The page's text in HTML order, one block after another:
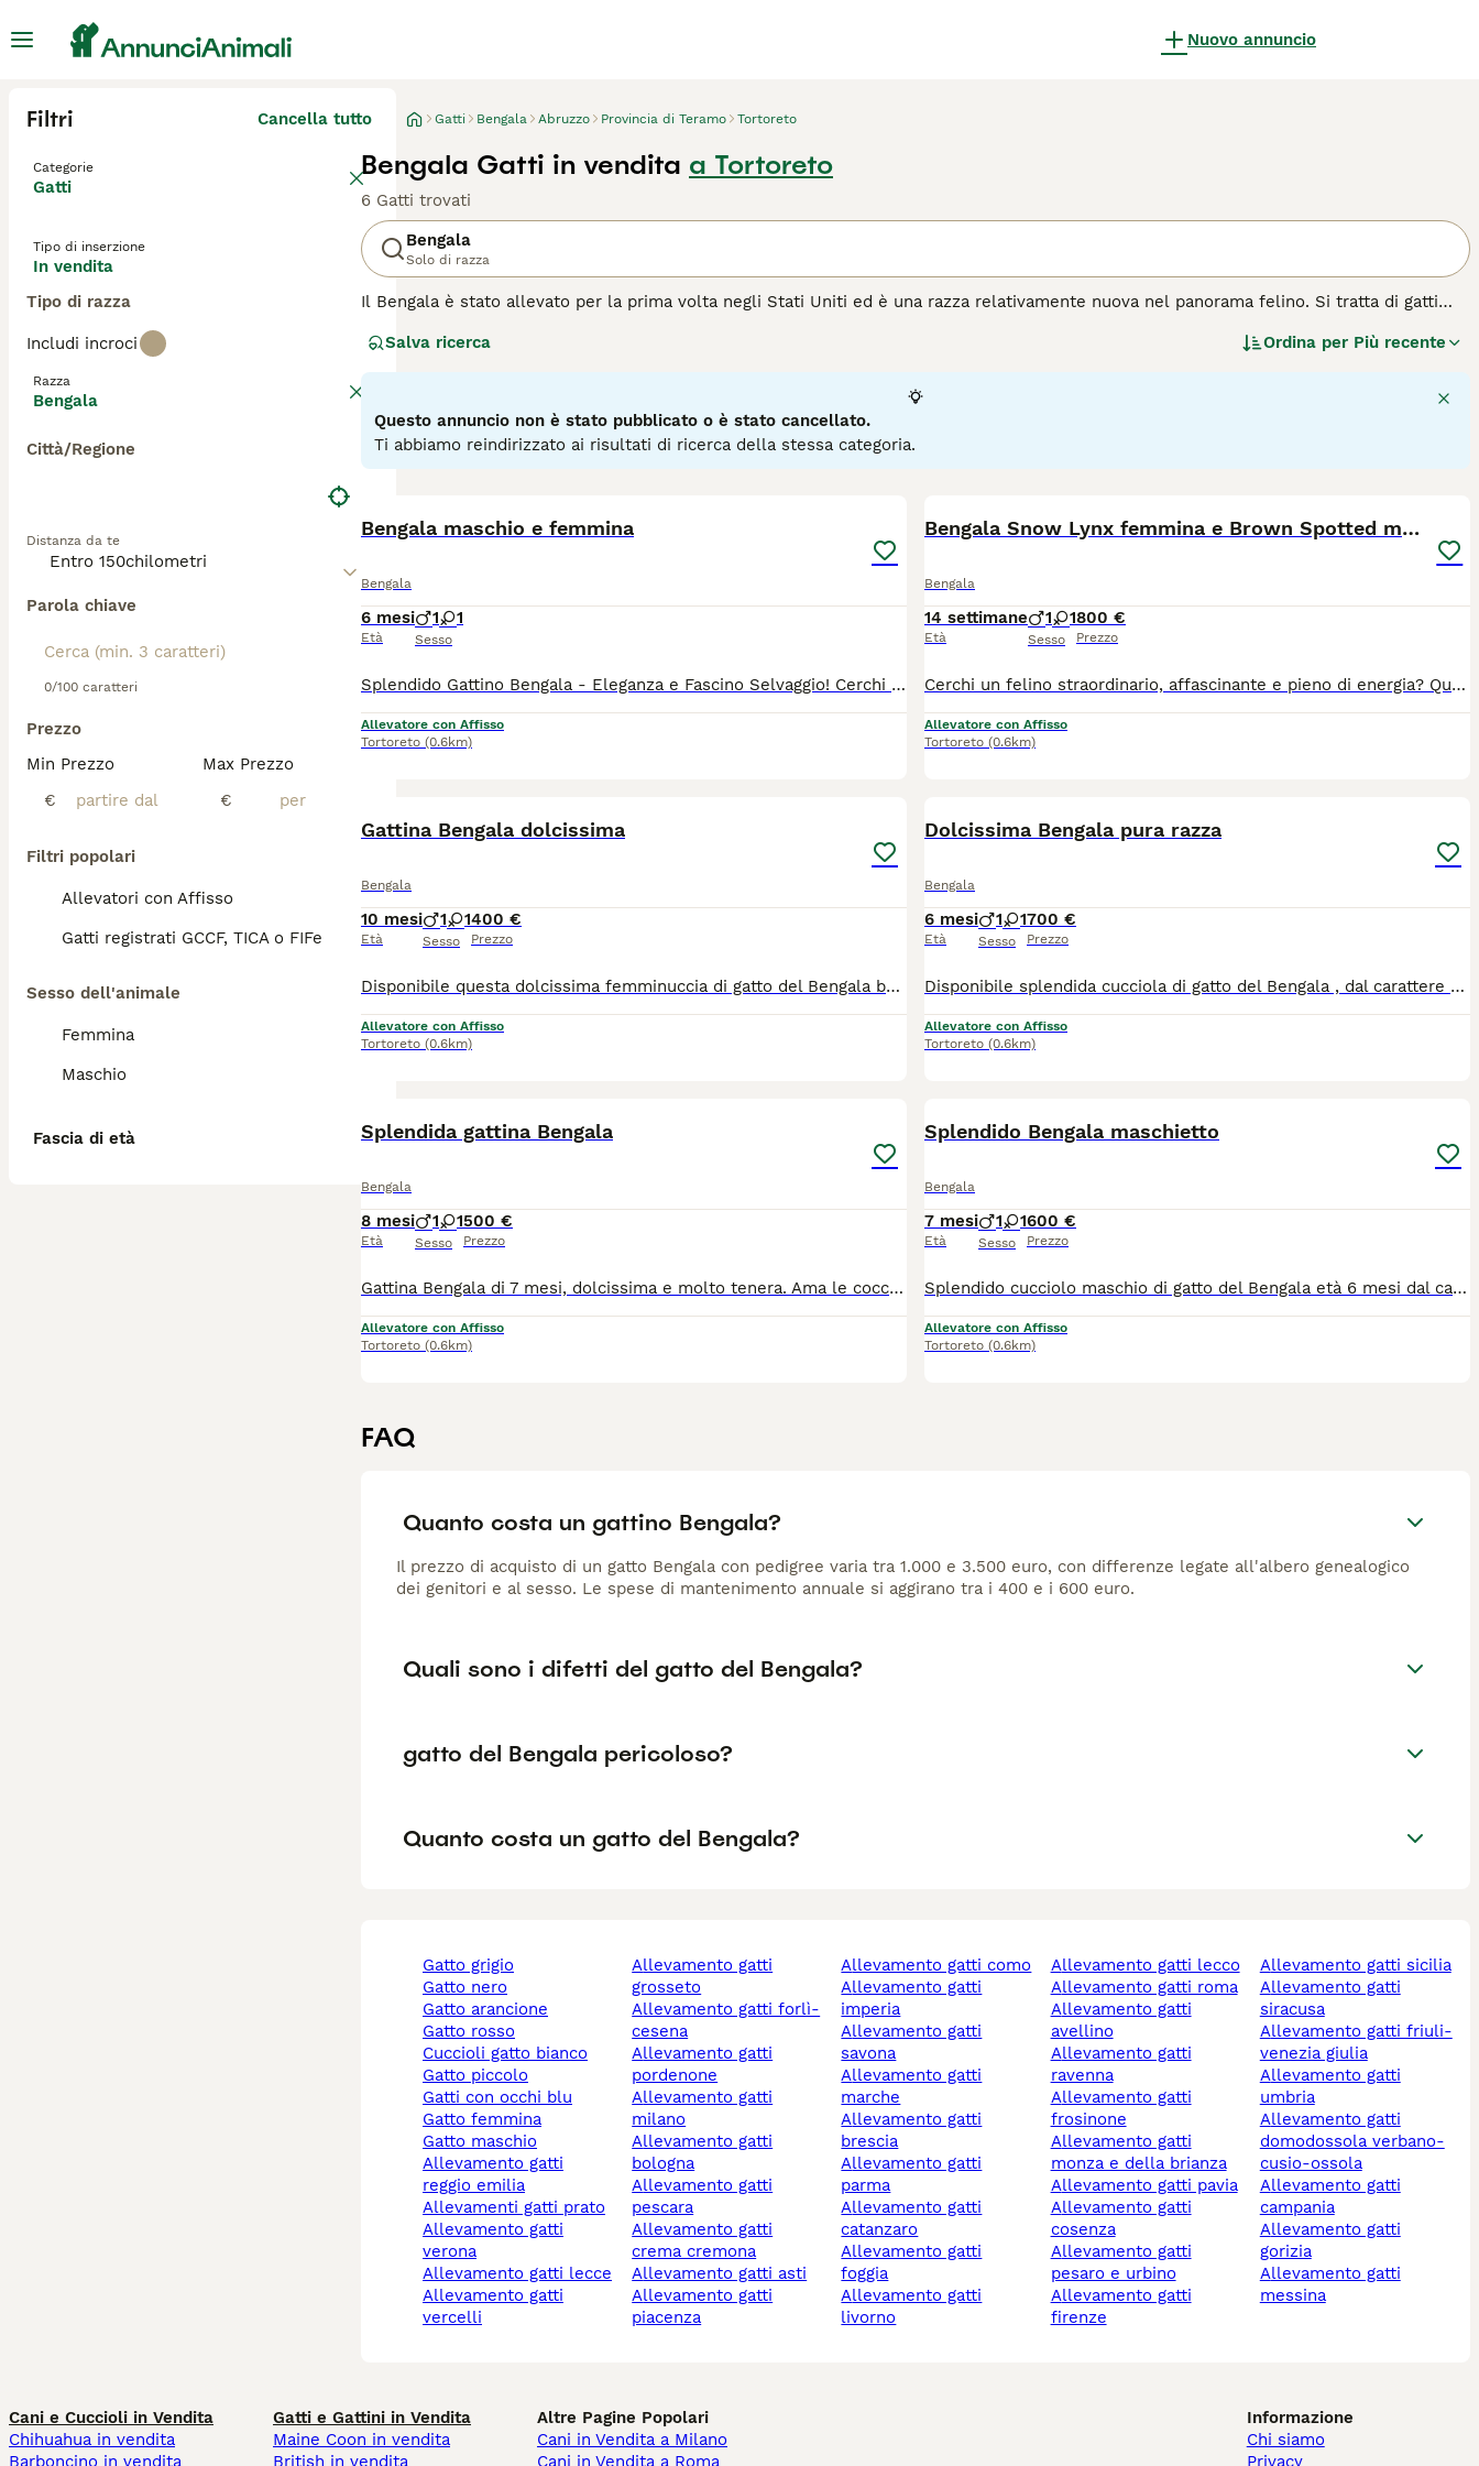
Nuovo annuncio
Filtri Cancella tutto
Categorie
Gatti
Tipo di inserzione
In vendita
Tipo di razza
Includi incroci
Razza
Bengala
Città/Regione
Distanza da te
Parola chiave
0/100 caratteri
Prezzo
Min Prezzo
€
Max Prezzo
€
Filtri popolari
Allevatori con Affisso
Gatti registrati GCCF, TICA o FIFe
Sesso dell'animale
Femmina
Maschio
Fascia di età
Gatti Bengala Abruzzo Provincia di Teramo Tortoreto
Bengala Gatti in vendita a Tortoreto
6 Gatti trovati
Bengala
Solo di razza
Il Bengala è stato allevato per la prima volta negli Stati Uniti ed è una razza relativamente nuova nel panorama felino. Si tratta di gatti
incrociando il gatto leopardo asiatico con razze native, che includono il Mau egiziano, Ocicats e abissini. Sono noti per avere una
domestico popolare non solo in Italia ma anche in altre parti del mondo.
Leggi la nostra pagina di consigli sul Bengala per informazioni su questa razza di cane.
Salva ricerca Ordina per Più recente
Questo annuncio non è stato pubblicato o è stato cancellato.
Ti abbiamo reindirizzato ai risultati di ricerca della stessa categoria.
Bengala maschio e femmina
Bengala
6 mesi
Età
1 1
Sesso
Splendido Gattino Bengala - Eleganza e Fascino Selvaggio! Cerchi un compagno unico e irresistibile? Questo meraviglioso gattino Bengala ti conquisterà al primo sguardo! Un piccolo "leopardino" domestico di altissima qualità. Affettuoso, curioso e giocherellone Cresciuto in ambiente familiare, abituato al contatto umano Ideale sia come animale da compagnia che per veri amanti della razza Il gattino è sano, svezzato e pronto a portare energia e bellezza nella tua casa. Contattami
Allevatore con Affisso
Tortoreto (0.6km)
Bengala Snow Lynx femmina e Brown Spotted maschio
Bengala
14 settimane
Età
1 1
Sesso
800 €
Prezzo
Cerchi un felino straordinario, affascinante e pieno di energia? Questi meravigliosi cuccioli di gatto del Bengala (Bengal) è pronti a portare gioia, eleganza e un pizzico di "vita selvaggia" (ma super affettuosi!) nella tua vita. Maschio e femmina Mantello: Brown/Spotted, Snow Lynx con un contrasto magnifico e la tipica lucentezza "glitter" della razza. Carattere: dolce, estremamente intelligente, curiosi e giocherelloni. Amano la compagnia e i giochi interattivi. Zona: Abruzzo Tortoreto solo veri amanti degli animali.
Allevatore con Affisso
Tortoreto (0.6km)
Gattina Bengala dolcissima
Bengala
10 mesi
Età
1 1
Sesso
400 €
Prezzo
Disponibile questa dolcissima femminuccia di gatto del Bengala bellissima sia nel carattere che nell'aspetto. È affettuosa, giocosa e si affeziona subito alle persone Ottimo salute, vaccinata, sterilizzata Cerco una famiglia che possa darle tutto l'amore che merita. Prezzo: 400
Allevatore con Affisso
Tortoreto (0.6km)
Dolcissima Bengala pura razza
Bengala
6 mesi
Età
1 1
Sesso
700 €
Prezzo
Disponibile splendida cucciola di gatto del Bengala , dal carattere dolcissimo e affettuoso. È una gattina curiosa e socievole e abituata alla vita in famiglia. Vaccinata e in ottima salute, cerca una famiglia amorevole che possa offrirle attenzioni, coccole e un ambiente sereno dove crescere felice. La sua splendida livrea Brown Spotted e il suo carattere dolce la rendono una compagna speciale
Allevatore con Affisso
Tortoreto (0.6km)
Splendida gattina Bengala
Bengala
8 mesi
Età
1 1
Sesso
500 €
Prezzo
Gattina Bengala di 7 mesi, dolcissima e molto tenera. Ama le coccole. Educata, pulita e rispettosa degli spazi. Ottimo salute vaccinata, sterilizzata Cerco per lei una famiglia amorevole, senza altri animali in casa, che possa dedicarle attenzioni e affetto Il pedigree, microchip su richiesta
Allevatore con Affisso
Tortoreto (0.6km)
Splendido Bengala maschietto
Bengala
7 mesi
Età
1 1
Sesso
600 €
Prezzo
Splendido cucciolo maschio di gatto del Bengala età 6 mesi dal carattere eccezionale dolce ed equilibrato e dalla colorazione particolarmente rara e pregiata. Il piccolo presenta un manto brillante e occhi di un verde intenso che lasciano senza fiato. In casa si dimostra affettuoso e curioso, mentre all'esterno esplora con sicurezza e tranquillità. Adatto sia alla vita indoor che outdoor Aspetto selvaggio, anima domestica Le foto parlano da sole - questo cucciolo è un vero gioiello!
Allevatore con Affisso
Tortoreto (0.6km)
FAQ
Quanto costa un gattino Bengala?
Il prezzo di acquisto di un gatto Bengala con pedigree varia tra 1.000 e 3.500 euro, con differenze legate all'albero genealogico
dei genitori e al sesso. Le spese di mantenimento annuale si aggirano tra i 400 e i 600 euro.
Quali sono i difetti del gatto del Bengala?
gatto del Bengala pericoloso?
Quanto costa un gatto del Bengala?
gatto grigio
gatto nero
gatto arancione
gatto rosso
cuccioli gatto bianco
gatto piccolo
gatti con occhi blu
gatto femmina
gatto maschio
allevamento gatti
reggio emilia
allevamenti gatti prato
allevamento gatti
verona
allevamento gatti lecce
allevamento gatti
vercelli
allevamento gatti
grosseto
allevamento gatti forlì-
cesena
allevamento gatti
pordenone
allevamento gatti
milano
allevamento gatti
bologna
allevamento gatti
pescara
allevamento gatti
crema cremona
allevamento gatti asti
allevamento gatti
piacenza
allevamento gatti como
allevamento gatti
imperia
allevamento gatti
savona
allevamento gatti
marche
allevamento gatti
brescia
allevamento gatti
parma
allevamento gatti
catanzaro
allevamento gatti
foggia
allevamento gatti
livorno
allevamento gatti lecco
allevamento gatti roma
allevamento gatti
avellino
allevamento gatti
ravenna
allevamento gatti
frosinone
allevamento gatti
monza e della brianza
allevamento gatti pavia
allevamento gatti
cosenza
allevamento gatti
pesaro e urbino
allevamento gatti
firenze
allevamento gatti sicilia
allevamento gatti
siracusa
allevamento gatti friuli-
venezia giulia
allevamento gatti
umbria
allevamento gatti
domodossola verbano-
cusio-ossola
allevamento gatti
campania
allevamento gatti
gorizia
allevamento gatti
messina
Cani e Cuccioli in Vendita
Chihuahua in vendita
Barboncino in vendita
Gatti e Gattini in Vendita
Maine Coon in vendita
British in vendita
Altre Pagine Popolari
Cani in Vendita a Milano
Cani in Vendita a Roma
Informazione
Chi siamo
Privacy